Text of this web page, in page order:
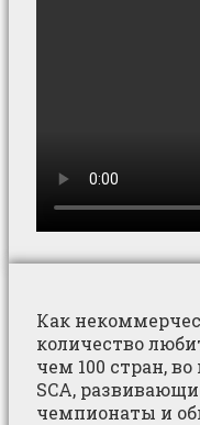
Как
количество
чем 100 стран,
SCA,
чемпионаты и